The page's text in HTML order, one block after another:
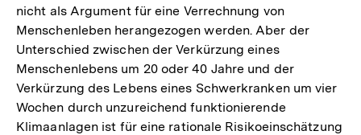
nicht als Argument für eine Verrechnung von
Menschenleben herangezogen werden. Aber der
Unterschied zwischen der Verkürzung eines
Menschenlebens um 20 oder 40 Jahre und der
Verkürzung des Lebens eines Schwerkranken um vier
Wochen durch unzureichend funktionierende
Klimaanlagen ist für eine rationale Risikoeinschätzung